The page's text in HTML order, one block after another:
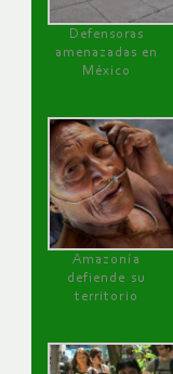
Defensoras
amenazadas en
México
Amazonía
defiende su
territorio